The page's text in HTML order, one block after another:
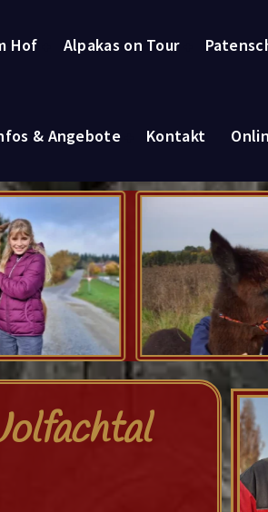
Hof Alpakas on Tour
& Angebote Kontakt